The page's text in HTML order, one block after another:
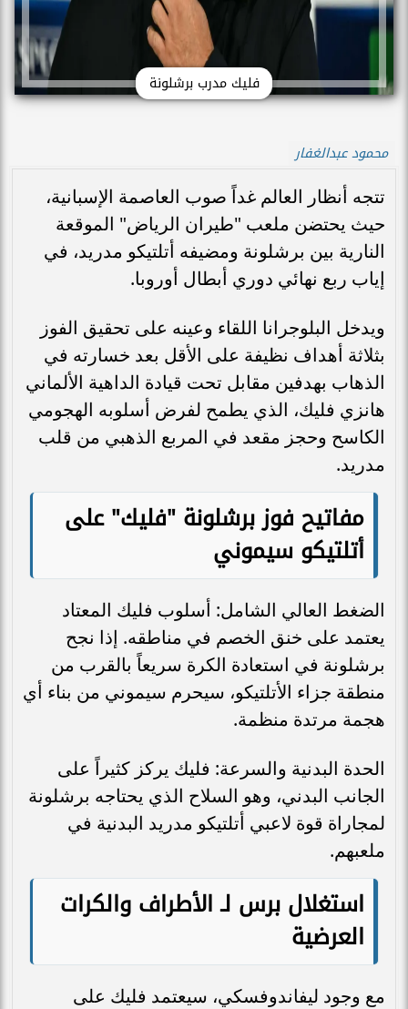
فليك مدرب برشلونة
محمود عبدالغفار
تتجه أنظار العالم غداً صوب العاصمة الإسبانية،
حيث يحتضن ملعب "طيران الرياض" الموقعة
النارية بين برشلونة ومضيفه أتلتيكو مدريد، في
إياب ربع نهائي دوري أبطال أوروبا.
ويدخل البلوجرانا اللقاء وعينه على تحقيق الفوز
بثلاثة أهداف نظيفة على الأقل بعد خسارته في
الذهاب بهدفين مقابل تحت قيادة الداهية الألماني
هانزي فليك، الذي يطمح لفرض أسلوبه الهجومي
الكاسح وحجز مقعد في المربع الذهبي من قلب
مدريد.
مفاتيح فوز برشلونة "فليك" على
أتلتيكو سيموني
الضغط العالي الشامل: أسلوب فليك المعتاد
يعتمد على خنق الخصم في مناطقه. إذا نجح
برشلونة في استعادة الكرة سريعاً بالقرب من
منطقة جزاء الأتلتيكو، سيحرم سيموني من بناء أي
هجمة مرتدة منظمة.
الحدة البدنية والسرعة: فليك يركز كثيراً على
الجانب البدني، وهو السلاح الذي يحتاجه برشلونة
لمجاراة قوة لاعبي أتلتيكو مدريد البدنية في
ملعبهم.
استغلال برس لـ الأطراف والكرات
العرضية
مع وجود ليفاندوفسكي، سيعتمد فليك على